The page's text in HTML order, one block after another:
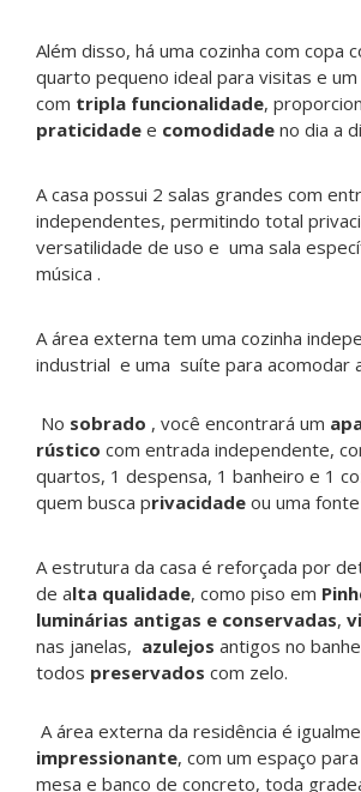
Além disso, há uma cozinha com copa
quarto pequeno ideal para visitas e um
com tripla funcionalidade,
praticidade e comodidade no dia a
A casa possui 2 salas grandes com
independentes, permitindo total
versatilidade de uso e uma sala
música .
A área externa tem uma cozinha
industrial e uma suíte para acomodar
No sobrado , você encontrará um
rústico com entrada independente,
quartos, 1 despensa, 1 banheiro e 1
quem busca privacidade ou uma
A estrutura da casa é reforçada por
de alta qualidade, como piso em
luminárias antigas e conservadas,
nas janelas, azulejos antigos no
todos preservados com zelo.
A área externa da residência é
impressionante, com um espaço
mesa e banco de concreto, toda